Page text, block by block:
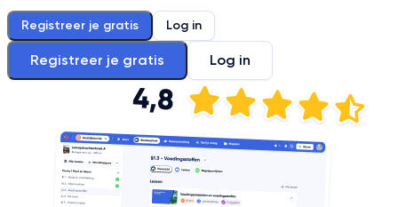
Registreer je gratis Log in
Registreer je gratis Log in